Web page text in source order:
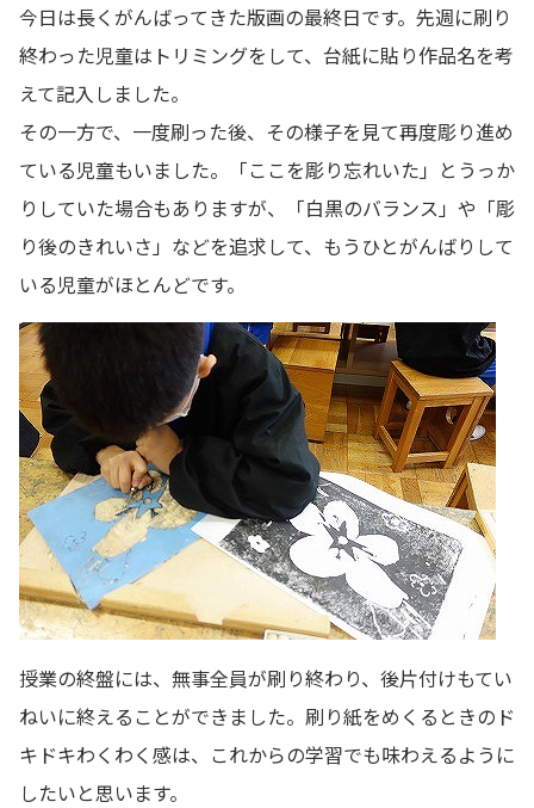
今日は長くがんばってきた版画の最終日です。先週に刷り
終わった児童はトリミングをして、台紙に貼り作品名を考
えて記入しました。
その一方で、一度刷った後、その様子を見て再度彫り進め
ている児童もいました。「ここを彫り忘れいた」とうっか
りしていた場合もありますが、「白黒のバランス」や「彫
り後のきれいさ」などを追求して、もうひとがんばりして
いる児童がほとんどです。
授業の終盤には、無事全員が刷り終わり、後片付けもてい
ねいに終えることができました。刷り紙をめくるときのド
キドキわくわく感は、これからの学習でも味わえるように
したいと思います。